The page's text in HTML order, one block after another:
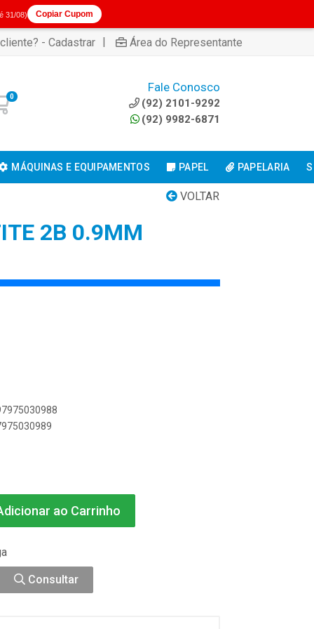
- Cadastrar | Área do Representante
0
Fale Conosco
(92) 2101-9292
(92) 9982-6871
MÁQUINAS E EQUIPAMENTOS PAPEL PAPELARIA
VOLTAR
2B 0.9MM
ao Carrinho
Consultar
31/08) Copiar Cupom